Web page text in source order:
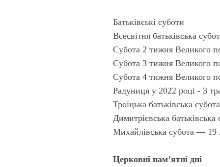
Батьківські суботи
Всесвітня батьківська
Субота 2 тижня Великого
Субота 3 тижня Великого
Субота 4 тижня Великого
Радуниця у 2022 році - 3
Троїцька батьківська
Димитрієвська
Михайлівська субота — 19
Церковні пам’ятні дні